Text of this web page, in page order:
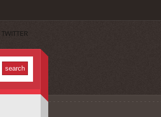
TWITTER